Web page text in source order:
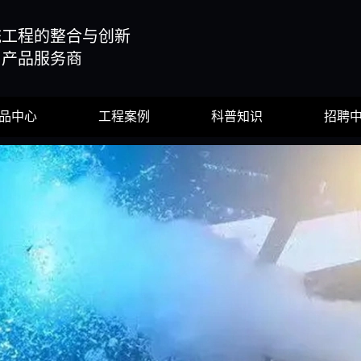
中心 工程案例 科普知识 招聘
程的整合与创新
品服务商